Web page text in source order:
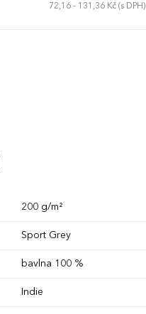
72,16 - 131,36 Kč (s DPH)
200 g/m²
Sport Grey
bavlna 100 %
Indie